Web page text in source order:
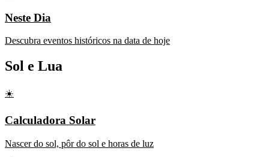
Neste Dia
Descubra eventos históricos na data de hoje
Sol e Lua
☀️
Calculadora Solar
Nascer do sol, pôr do sol e horas de luz